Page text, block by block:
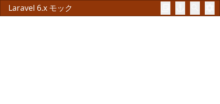
Laravel 6.x モック